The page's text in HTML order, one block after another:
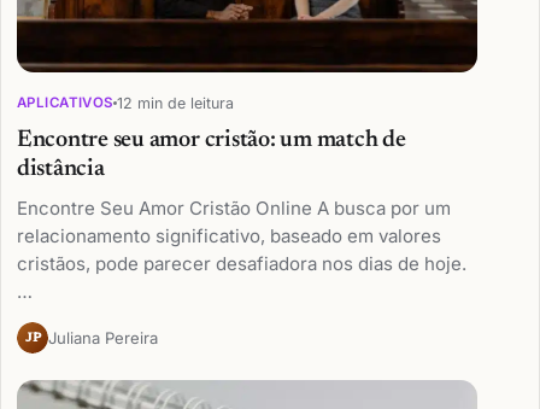
APLICATIVOS 12 min de leitura
Encontre seu amor cristão: um match de
distância
Encontre Seu Amor Cristão Online A busca por um
relacionamento significativo, baseado em valores
cristãos, pode parecer desafiadora nos dias de hoje.
…
JP Juliana Pereira